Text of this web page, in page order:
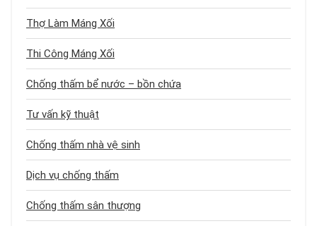
Thợ Làm Máng Xối
Thi Công Máng Xối
Chống thấm bể nước – bồn chứa
Tư vấn kỹ thuật
Chống thấm nhà vệ sinh
Dịch vụ chống thấm
Chống thấm sân thượng